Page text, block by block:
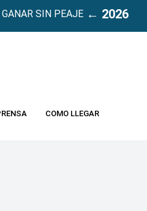
SIN PEAJE← 2026
COMO LLEGAR